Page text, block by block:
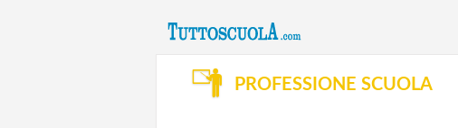
PROFESSIONE SCUOLA